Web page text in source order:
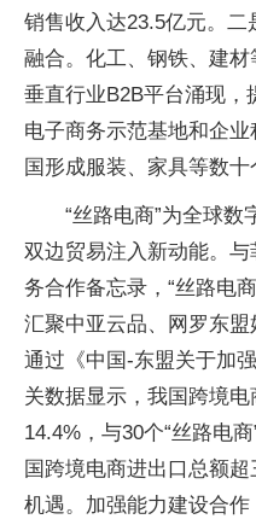
销售收入达23.5亿元。
融合。化工、钢铁、建
垂直行业B2B平台涌现，
电子商务示范基地和企
国形成服装、家具等数十
“丝路电商”为全球
双边贸易注入新动能。
务合作备忘录，“丝路电
汇聚中亚云品、网罗东
通过《中国-东盟关于加
关数据显示，我国跨境
14.4%，与30个“丝路电
国跨境电商进出口总额
机遇。加强能力建设合作